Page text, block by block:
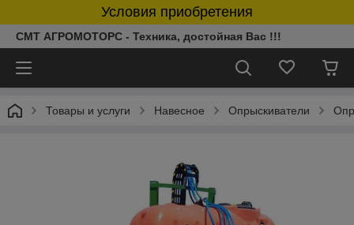
Условия приобретения
СМТ АГРОМОТОРС - Техника, достойная Вас !!!
Товары и услуги Навесное Опрыскиватели